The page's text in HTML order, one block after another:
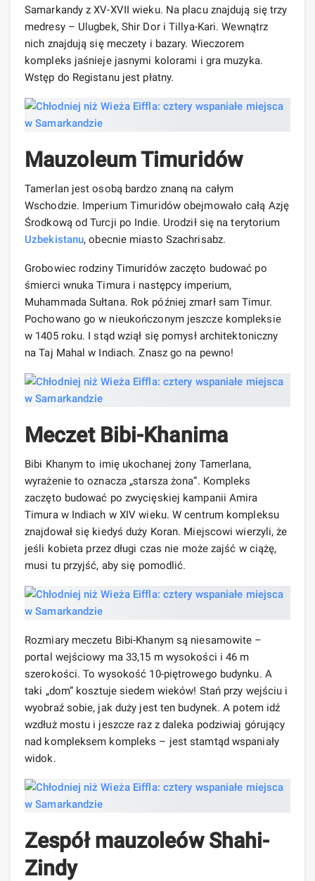
Samarkandy z XV-XVII wieku. Na placu znajdują się trzy
medresy – Ulugbek, Shir Dor i Tillya-Kari. Wewnątrz
nich znajdują się meczety i bazary. Wieczorem
kompleks jaśnieje jasnymi kolorami i gra muzyka.
Wstęp do Registanu jest płatny.
Mauzoleum Timuridów
Tamerlan jest osobą bardzo znaną na całym
Wschodzie. Imperium Timuridów obejmowało całą Azję
Środkową od Turcji po Indie. Urodził się na terytorium
Uzbekistanu, obecnie miasto Szachrisabz.
Grobowiec rodziny Timuridów zaczęto budować po
śmierci wnuka Timura i następcy imperium,
Muhammada Sułtana. Rok później zmarł sam Timur.
Pochowano go w nieukończonym jeszcze kompleksie
w 1405 roku. I stąd wziął się pomysł architektoniczny
na Taj Mahal w Indiach. Znasz go na pewno!
Meczet Bibi-Khanima
Bibi Khanym to imię ukochanej żony Tamerlana,
wyrażenie to oznacza „starsza żona”. Kompleks
zaczęto budować po zwycięskiej kampanii Amira
Timura w Indiach w XIV wieku. W centrum kompleksu
znajdował się kiedyś duży Koran. Miejscowi wierzyli, że
jeśli kobieta przez długi czas nie może zajść w ciążę,
musi tu przyjść, aby się pomodlić.
Rozmiary meczetu Bibi-Khanym są niesamowite –
portal wejściowy ma 33,15 m wysokości i 46 m
szerokości. To wysokość 10-piętrowego budynku. A
taki „dom” kosztuje siedem wieków! Stań przy wejściu i
wyobraź sobie, jak duży jest ten budynek. A potem idź
wzdłuż mostu i jeszcze raz z daleka podziwiaj górujący
nad kompleksem kompleks – jest stamtąd wspaniały
widok.
Zespół mauzoleów Shahi-
Zindy